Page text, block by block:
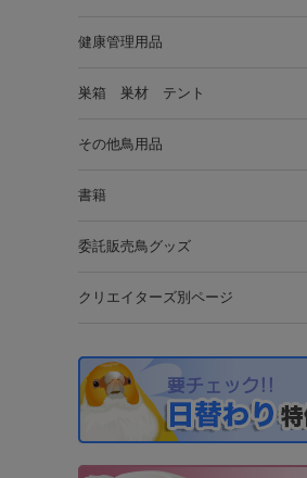
健康管理用品
巣箱 巣材 テント
その他鳥用品
書籍
委託販売鳥グッズ
クリエイターズ別ページ